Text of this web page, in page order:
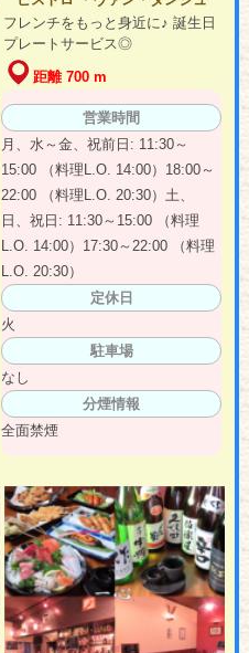
フレンチをもっと身近に♪ 誕生日
プレートサービス◎
距離 700 m
営業時間
月、水～金、祝前日: 11:30～
15:00 （料理L.O. 14:00）18:00～
22:00 （料理L.O. 20:30）土、
日、祝日: 11:30～15:00 （料理
L.O. 14:00）17:30～22:00 （料理
L.O. 20:30）
定休日
火
駐車場
なし
分煙情報
全面禁煙